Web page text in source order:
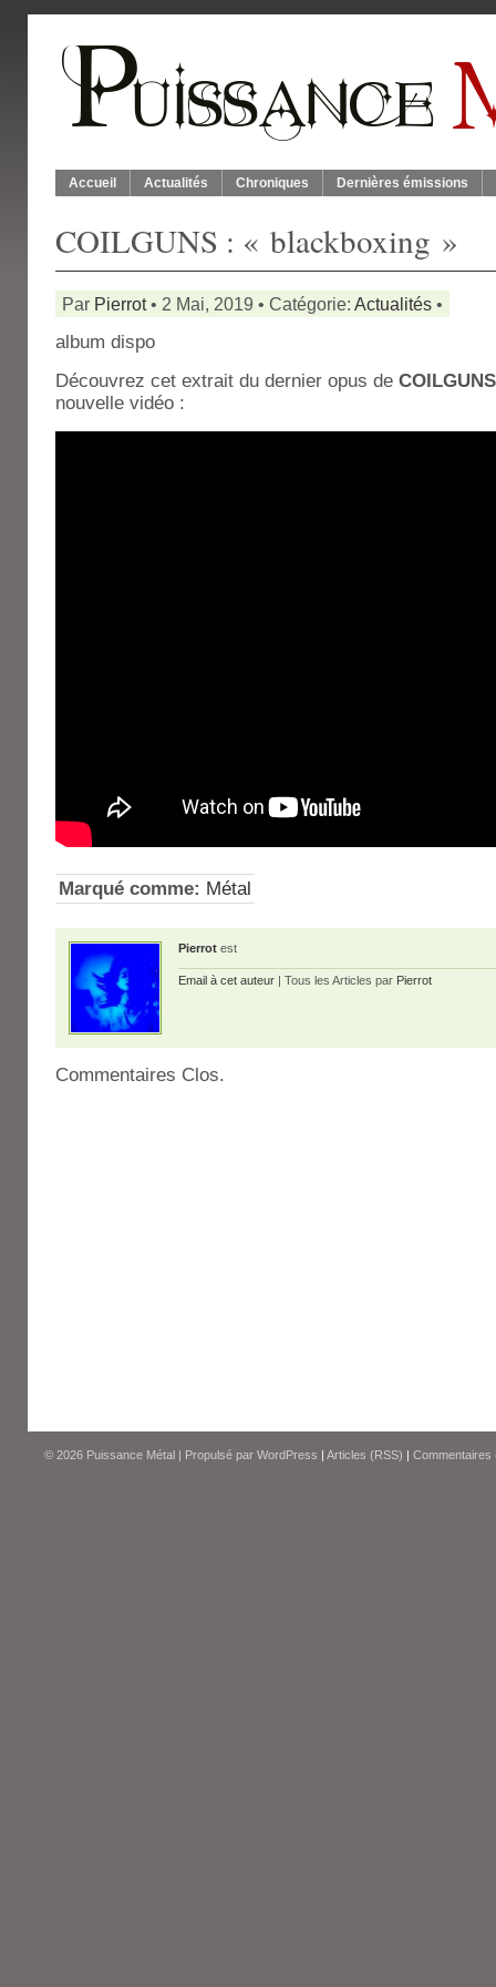
Accueil Actualités Chroniques Dernières émissions
COILGUNS : « blackboxing »
Par Pierrot• 2 Mai, 2019 • Catégorie: Actualités •
album dispo
Découvrez cet extrait du dernier opus de COILGUNS
nouvelle vidéo :
Marqué comme: Métal
Pierrot est
Email à cet auteur | Tous les Articles par Pierrot
Commentaires Clos.
© 2026 Puissance Métal | Propulsé par WordPress | Articles (RSS) | Commentaires